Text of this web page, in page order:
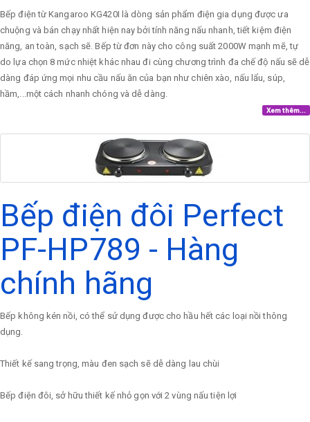
Bếp điện từ Kangaroo KG420I là dòng sản phẩm điện gia dụng được ưa
chuộng và bán chạy nhất hiện nay bởi tính năng nấu nhanh, tiết kiệm điện
năng, an toàn, sạch sẽ. Bếp từ đơn này cho công suất 2000W mạnh mẽ, tự
do lựa chọn 8 mức nhiệt khác nhau đi cùng chương trình đa chế độ nấu sẽ dễ
dàng đáp ứng mọi nhu cầu nấu ăn của bạn như chiên xào, nấu lẩu, súp,
hầm,...một cách nhanh chóng và dễ dàng.
Xem thêm...
Bếp điện đôi Perfect
PF-HP789 - Hàng
chính hãng
Bếp không kén nồi, có thể sử dụng được cho hầu hết các loại nồi thông
dụng.
Thiết kế sang trọng, màu đen sạch sẽ dễ dàng lau chùi
Bếp điện đôi, sở hữu thiết kế nhỏ gọn với 2 vùng nấu tiện lợi